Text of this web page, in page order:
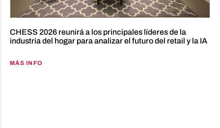
CHESS 2026 reunirá a los principales líderes de la
industria del hogar para analizar el futuro del retail y la IA
MÁS INFO